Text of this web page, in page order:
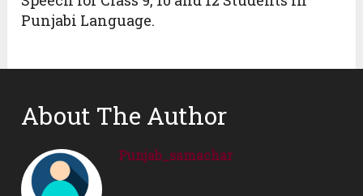
Punjabi Language.
About The Author
Punjab_samachar